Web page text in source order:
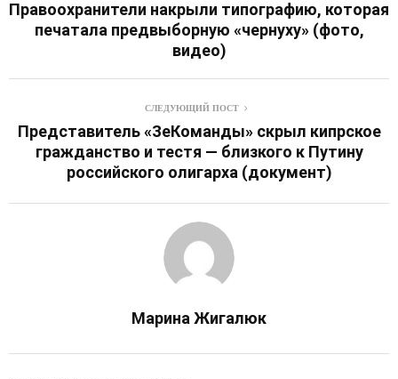
Правоохранители накрыли типографию, которая
печатала предвыборную «чернуху» (фото,
видео)
СЛЕДУЮЩИЙ ПОСТ
Представитель «ЗеКоманды» скрыл кипрское
гражданство и тестя — близкого к Путину
российского олигарха (документ)
Марина Жигалюк